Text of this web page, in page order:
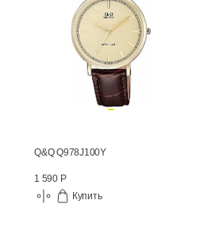
Q&Q Q978J100Y
1 590 Р
Купить